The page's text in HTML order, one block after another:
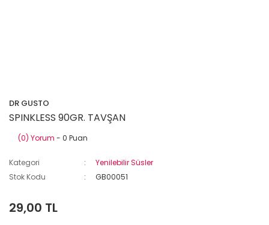
DR GUSTO
SPINKLESS 90GR. TAVŞAN
(0) Yorum - 0 Puan
Kategori
Yenilebilir Süsler
Stok Kodu
GB00051
29,00 TL